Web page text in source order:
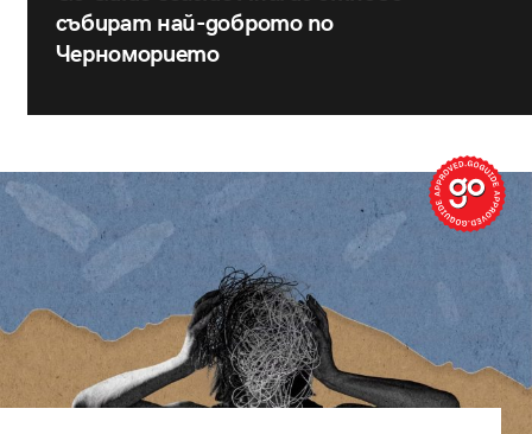
събират най-доброто по
Черноморието